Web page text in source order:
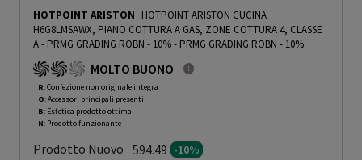
HOTPOINT ARISTON HOTPOINT ARISTON CUCINA
H6G8LMSAWX, PIANO COTTURA A GAS, ZONE COTTURA 4, CLASSE
A - PRMG GRADING ROBN - 10%- PRMG GRADING ROBN - 10%
MOLTO BUONO
R: Confezione non originale integra
O: Accessori principali presenti
B: Estetica prodotto ottima
N: Prodotto funzionante
Prodotto Nuovo 594.49 -10%